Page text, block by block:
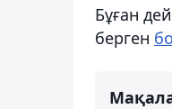
Бұған
берген